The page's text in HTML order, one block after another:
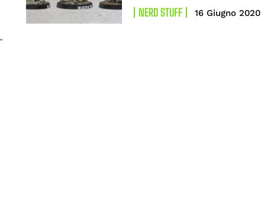
NERD STUFF 16 Giugno 2020